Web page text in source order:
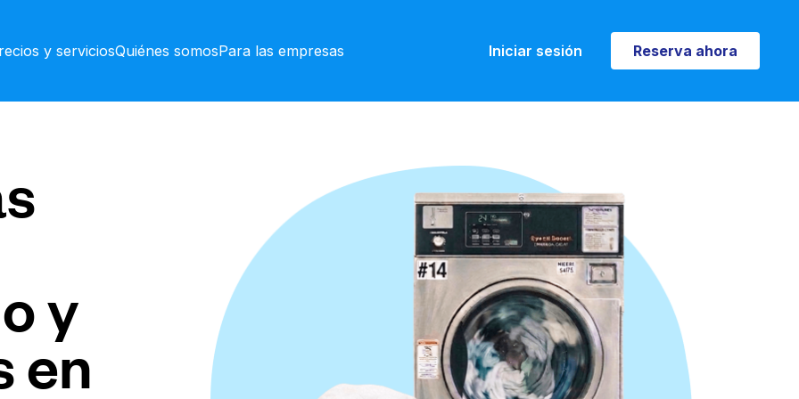
y serviciosQuiénes somosPara las empresas Iniciar sesión Reserva ahora
Reserva ahora
y
en